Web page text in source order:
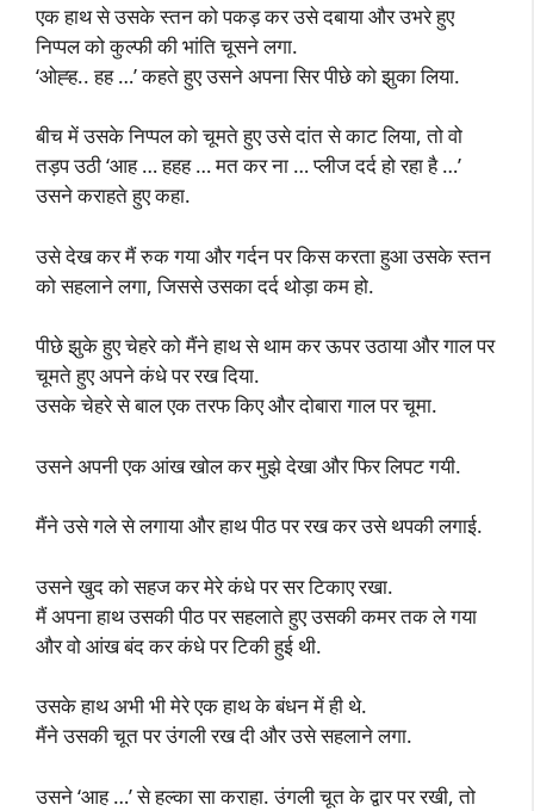
एक हाथ से उसके स्तन को पकड़ कर उसे दबाया और उभरे हुए
निप्पल को कुल्फी की भांति चूसने लगा.
‘ओह्ह.. हह …’ कहते हुए उसने अपना सिर पीछे को झुका लिया.
बीच में उसके निप्पल को चूमते हुए उसे दांत से काट लिया, तो वो
तड़प उठी ‘आह … हहह … मत कर ना … प्लीज दर्द हो रहा है …’
उसने कराहते हुए कहा.
उसे देख कर मैं रुक गया और गर्दन पर किस करता हुआ उसके स्तन
को सहलाने लगा, जिससे उसका दर्द थोड़ा कम हो.
पीछे झुके हुए चेहरे को मैंने हाथ से थाम कर ऊपर उठाया और गाल पर
चूमते हुए अपने कंधे पर रख दिया.
उसके चेहरे से बाल एक तरफ किए और दोबारा गाल पर चूमा.
उसने अपनी एक आंख खोल कर मुझे देखा और फिर लिपट गयी.
मैंने उसे गले से लगाया और हाथ पीठ पर रख कर उसे थपकी लगाई.
उसने खुद को सहज कर मेरे कंधे पर सर टिकाए रखा.
मैं अपना हाथ उसकी पीठ पर सहलाते हुए उसकी कमर तक ले गया
और वो आंख बंद कर कंधे पर टिकी हुई थी.
उसके हाथ अभी भी मेरे एक हाथ के बंधन में ही थे.
मैंने उसकी चूत पर उंगली रख दी और उसे सहलाने लगा.
उसने ‘आह …’ से हल्का सा कराहा. उंगली चूत के द्वार पर रखी, तो